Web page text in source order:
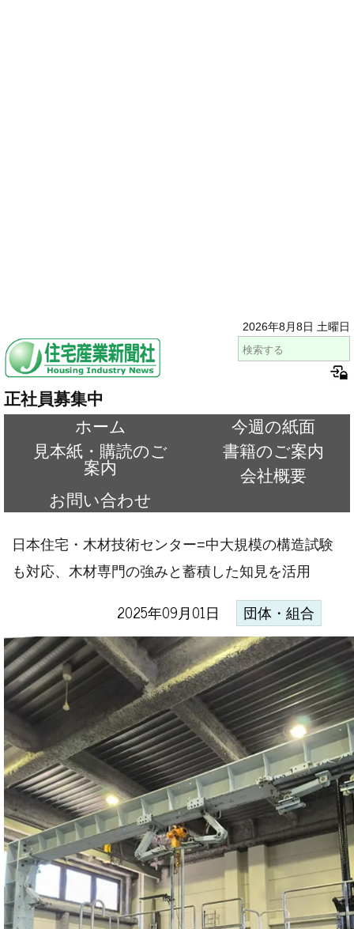
2026年8月8日 土曜日
正社員募集中
ホーム
今週の紙面
見本紙・購読のご
案内
書籍のご案内
会社概要
お問い合わせ
日本住宅・木材技術センター=中大規模の構造試験
も対応、木材専門の強みと蓄積した知見を活用
2025年09月01日 団体・組合